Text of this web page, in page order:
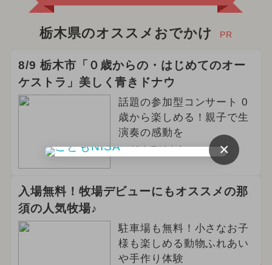
栃木県のオススメおでかけ PR
8/9 栃木市「０歳からの・はじめてのオー
ケストラ」美しく青きドナウ
話題の参加型コンサート 0
歳から楽しめる！親子で生
演奏の感動を
栃木県栃木市
入場無料！牧場デビューにもオススメの那
須の人気牧場♪
駐車場も無料！小さなお子
様も楽しめる動物ふれあい
や手作り体験
×